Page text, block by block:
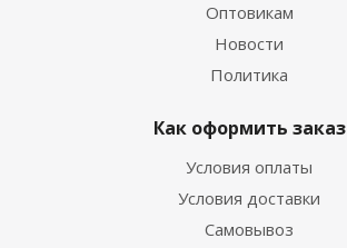
Оптовикам
Новости
Политика
Как оформить заказ
Условия оплаты
Условия доставки
Самовывоз